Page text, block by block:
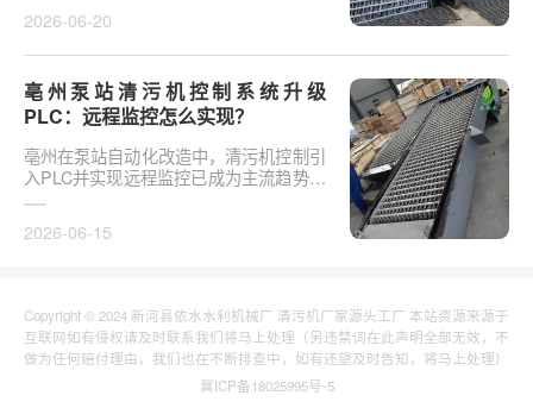
2026-06-20
亳州泵站清污机控制系统升级
PLC：远程监控怎么实现？
亳州在泵站自动化改造中，清污机控制引
入PLC并实现远程监控已成为主流趋势。
传统清污机多采用继电器硬接线，无法实
2026-06-15
Copyright © 2024 新河县依水水利机械厂 清污机厂家源头工厂 本站资源来源于
互联网如有侵权请及时联系我们将马上处理（另违禁词在此声明全部无效，不
做为任何赔付理由，我们也在不断排查中，如有还望及时告知，将马上处理）
冀ICP备18025995号-5